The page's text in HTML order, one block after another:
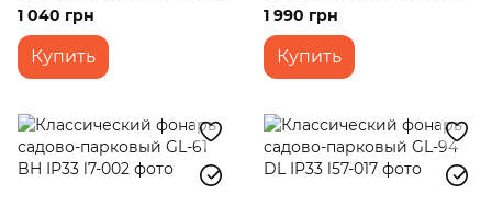
AB IP33
1 040 грн
Купить
IP23
1 990 грн
Купить